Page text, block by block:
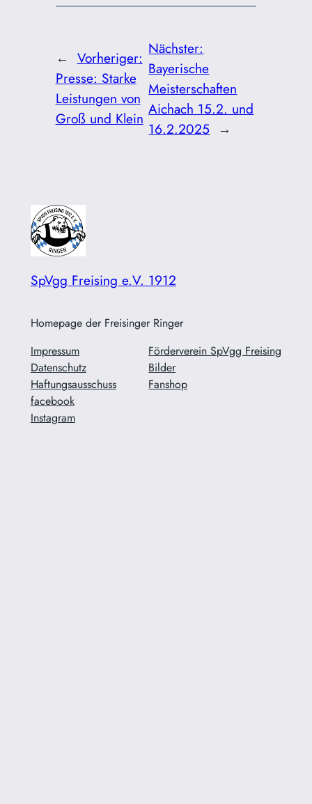
← Vorheriger:
Presse: Starke
Leistungen von
Groß und Klein
Nächster:
Bayerische
Meisterschaften
Aichach 15.2. und
16.2.2025 →
SpVgg Freising e.V. 1912
Homepage der Freisinger Ringer
Impressum
Datenschutz
Haftungsausschuss
Förderverein SpVgg Freising
Bilder
Fanshop
facebook
Instagram